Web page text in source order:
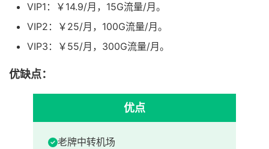
VIP1：￥14.9/月，15G流量/月。
VIP2：￥25/月，100G流量/月。
VIP3：￥55/月，300G流量/月。
优缺点：
优点
老牌中转机场